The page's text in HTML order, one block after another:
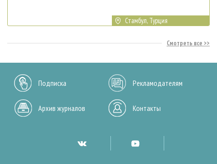
Стамбул, Турция
Смотреть все
Подписка Рекламодателям
Архив журналов Контакты